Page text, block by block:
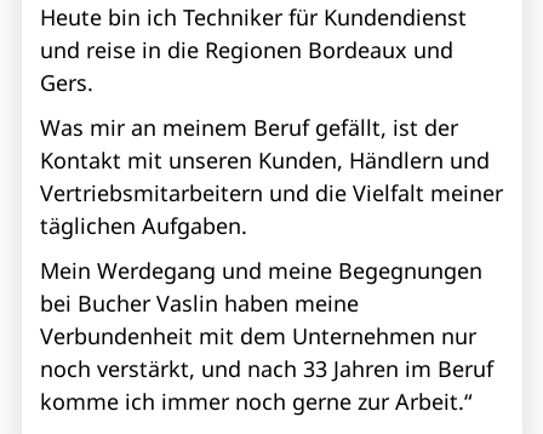
Heute bin ich Techniker für Kundendienst
und reise in die Regionen Bordeaux und
Gers.
Was mir an meinem Beruf gefällt, ist der
Kontakt mit unseren Kunden, Händlern und
Vertriebsmitarbeitern und die Vielfalt meiner
täglichen Aufgaben.
Mein Werdegang und meine Begegnungen
bei Bucher Vaslin haben meine
Verbundenheit mit dem Unternehmen nur
noch verstärkt, und nach 33 Jahren im Beruf
komme ich immer noch gerne zur Arbeit.“